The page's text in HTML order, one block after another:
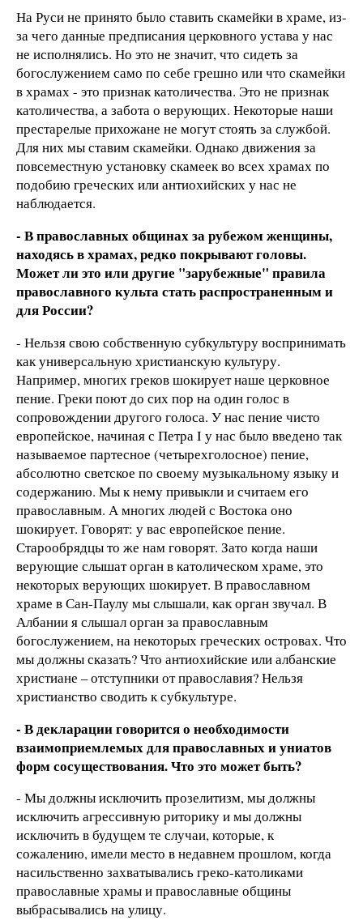
На Руси не принято было ставить скамейки в храме, из-
за чего данные предписания церковного устава у нас
не исполнялись. Но это не значит, что сидеть за
богослужением само по себе грешно или что скамейки
в храмах - это признак католичества. Это не признак
католичества, а забота о верующих. Некоторые наши
престарелые прихожане не могут стоять за службой.
Для них мы ставим скамейки. Однако движения за
повсеместную установку скамеек во всех храмах по
подобию греческих или антиохийских у нас не
наблюдается.
- В православных общинах за рубежом женщины,
находясь в храмах, редко покрывают головы.
Может ли это или другие "зарубежные" правила
православного культа стать распространенным и
для России?
- Нельзя свою собственную субкультуру воспринимать
как универсальную христианскую культуру.
Например, многих греков шокирует наше церковное
пение. Греки поют до сих пор на один голос в
сопровождении другого голоса. У нас пение чисто
европейское, начиная с Петра I у нас было введено так
называемое партесное (четырехголосное) пение,
абсолютно светское по своему музыкальному языку и
содержанию. Мы к нему привыкли и считаем его
православным. А многих людей с Востока оно
шокирует. Говорят: у вас европейское пение.
Старообрядцы то же нам говорят. Зато когда наши
верующие слышат орган в католическом храме, это
некоторых верующих шокирует. В православном
храме в Сан-Паулу мы слышали, как орган звучал. В
Албании я слышал орган за православным
богослужением, на некоторых греческих островах. Что
мы должны сказать? Что антиохийские или албанские
христиане – отступники от православия? Нельзя
христианство сводить к субкультуре.
- В декларации говорится о необходимости
взаимоприемлемых для православных и униатов
форм сосуществования. Что это может быть?
- Мы должны исключить прозелитизм, мы должны
исключить агрессивную риторику и мы должны
исключить в будущем те случаи, которые, к
сожалению, имели место в недавнем прошлом, когда
насильственно захватывались греко-католиками
православные храмы и православные общины
выбрасывались на улицу.